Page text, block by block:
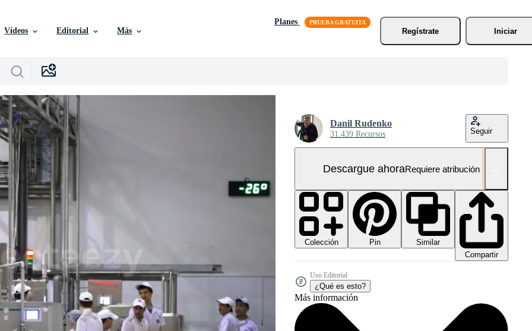
Vídeos Editorial Más
Planes
Regístrate
Iniciar
Danil Rudenko
31.439 Recursos Seguir
Descargue ahoraRequiere atribución
Colección Pin
Similar
Compartir
Uso Editorial
¿Qué es esto?
Más información